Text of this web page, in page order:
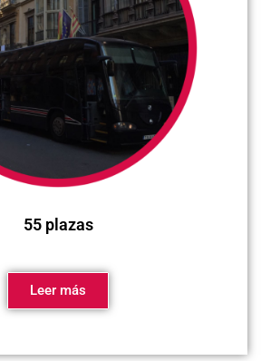
55 plazas
Leer más